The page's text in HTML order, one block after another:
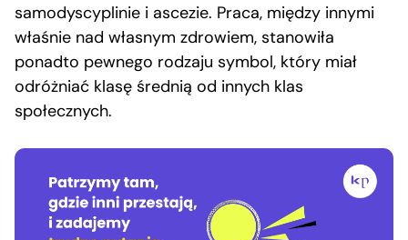
samodyscyplinie i ascezie. Praca, między innymi
właśnie nad własnym zdrowiem, stanowiła
ponadto pewnego rodzaju symbol, który miał
odróżniać klasę średnią od innych klas
społecznych.